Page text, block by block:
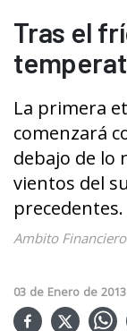
Tras el
La primera
comenzará
debajo de lo
vientos del
precedentes.
Ambito Financiero
03 de Enero de 2013